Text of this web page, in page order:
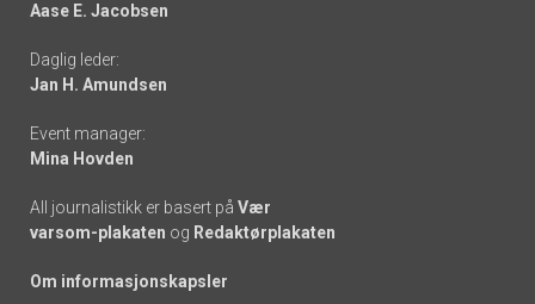
-
links
Aase E. Jacobsen
Daglig leder:
Jan H. Amundsen
Event manager:
Mina Hovden
All journalistikk er basert på Vær
varsom-plakaten og Redaktørplakaten
Om informasjonskapsler